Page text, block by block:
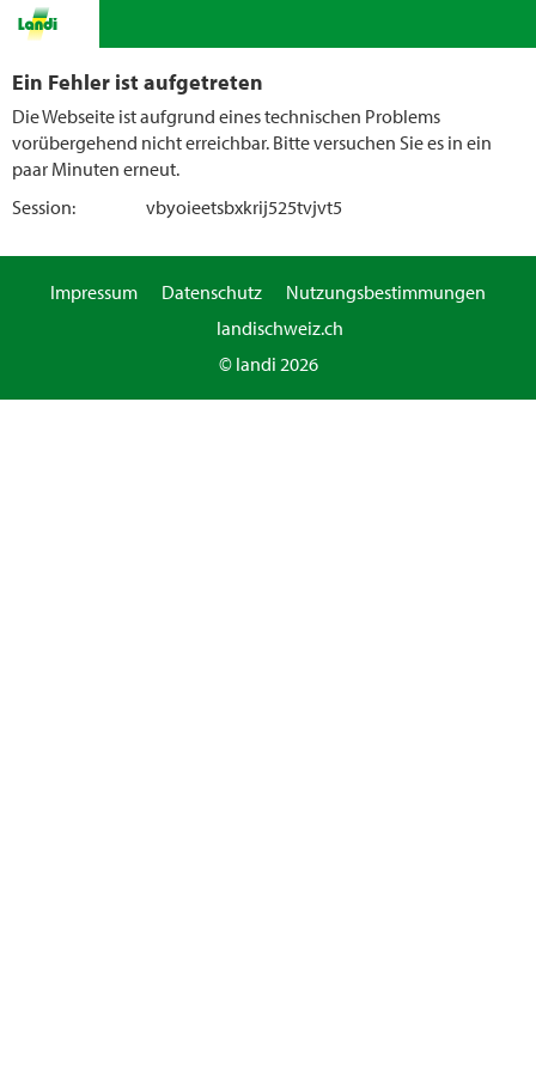
Ein Fehler ist aufgetreten
Die Webseite ist aufgrund eines technischen Problems
vorübergehend nicht erreichbar. Bitte versuchen Sie es in ein
paar Minuten erneut.
Session:
vbyoieetsbxkrij525tvjvt5
Impressum Datenschutz
Nutzungsbestimmungen
landischweiz.ch
© landi 2026